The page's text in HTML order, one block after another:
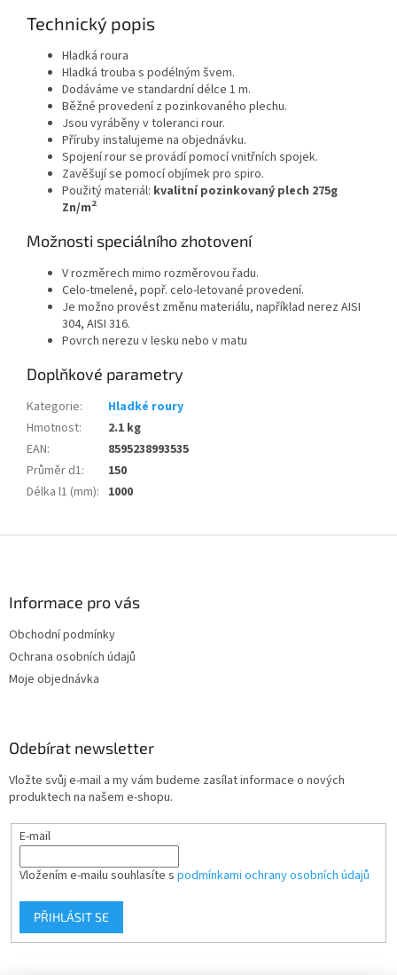
Technický popis
Hladká roura
Hladká trouba s podélným švem.
Dodáváme ve standardní délce 1 m.
Běžné provedení z pozinkovaného plechu.
Jsou vyráběny v toleranci rour.
Příruby instalujeme na objednávku.
Spojení rour se provádí pomocí vnitřních spojek.
Zavěšují se pomocí objímek pro spiro.
Použitý materiál: kvalitní pozinkovaný plech 275g
Zn/m2
Možnosti speciálního zhotovení
V rozměrech mimo rozměrovou řadu.
Celo-tmelené, popř. celo-letované provedení.
Je možno provést změnu materiálu, například nerez AISI
304, AISI 316.
Povrch nerezu v lesku nebo v matu
Doplňkové parametry
Kategorie:
Hladké roury
Hmotnost:
2.1 kg
EAN:
8595238993535
Průměr d1:
150
Délka l1 (mm): 1000
Informace pro vás
Obchodní podmínky
Ochrana osobních údajů
Moje objednávka
Odebírat newsletter
Vložte svůj e-mail a my vám budeme zasílat informace o nových
produktech na našem e-shopu.
E-mail
Vložením e-mailu souhlasíte s podmínkami ochrany osobních údajů
PŘIHLÁSIT SE